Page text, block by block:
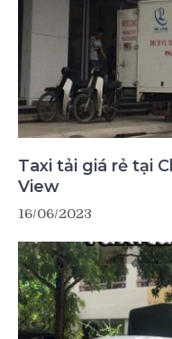
Taxi tải giá rẻ tại
View
16/06/2023